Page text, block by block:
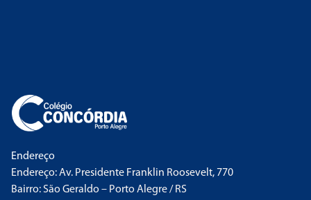
Endereço
Endereço: Av. Presidente Franklin Roosevelt, 770
Bairro: São Geraldo – Porto Alegre / RS